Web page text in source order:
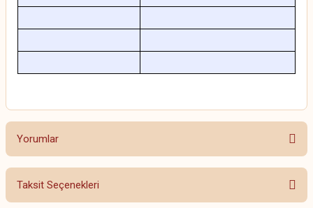
Yorumlar
Bu ürüne ilk yorumu siz yapın!
Taksit Seçenekleri